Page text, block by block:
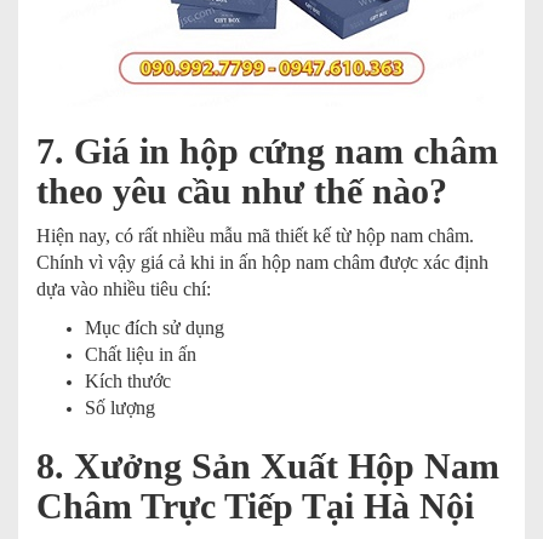
7. Giá in hộp cứng nam châm
theo yêu cầu như thế nào?
Hiện nay, có rất nhiều mẫu mã thiết kế từ hộp nam châm.
Chính vì vậy giá cả khi in ấn hộp nam châm được xác định
dựa vào nhiều tiêu chí:
Mục đích sử dụng
Chất liệu in ấn
Kích thước
Số lượng
8. Xưởng Sản Xuất Hộp Nam
Châm Trực Tiếp Tại Hà Nội